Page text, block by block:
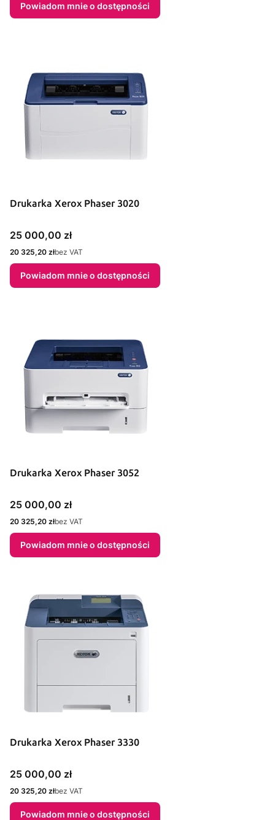
Powiadom mnie o dostępności
Drukarka Xerox Phaser 3020
Cena
25 000,00 zł
Cena
20 325,20 złbez VAT
Powiadom mnie o dostępności
Drukarka Xerox Phaser 3052
Cena
25 000,00 zł
Cena
20 325,20 złbez VAT
Powiadom mnie o dostępności
Drukarka Xerox Phaser 3330
Cena
25 000,00 zł
Cena
20 325,20 złbez VAT
Powiadom mnie o dostępności